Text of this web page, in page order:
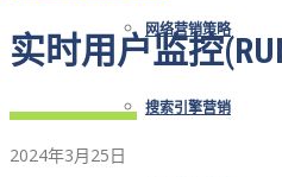
网络营销策略
搜索引擎营销
实时用户监控
2024年3月25日